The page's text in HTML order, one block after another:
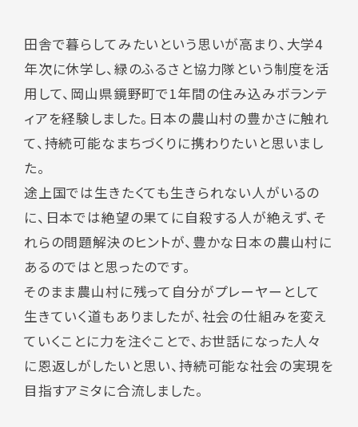
田舎で暮らしてみたいという思いが高まり、大学4
年次に休学し、緑のふるさと協力隊という制度を活
用して、岡山県鏡野町で1年間の住み込みボランテ
ィアを経験しました。日本の農山村の豊かさに触れ
て、持続可能なまちづくりに携わりたいと思いまし
た。
途上国では生きたくても生きられない人がいるの
に、日本では絶望の果てに自殺する人が絶えず、そ
れらの問題解決のヒントが、豊かな日本の農山村に
あるのではと思ったのです。
そのまま農山村に残って自分がプレーヤーとして
生きていく道もありましたが、社会の仕組みを変え
ていくことに力を注ぐことで、お世話になった人々
に恩返しがしたいと思い、持続可能な社会の実現を
目指すアミタに合流しました。